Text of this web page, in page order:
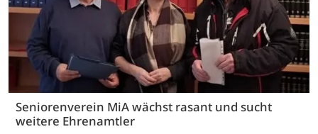
Seniorenverein MiA wächst rasant und sucht
weitere Ehrenamtler